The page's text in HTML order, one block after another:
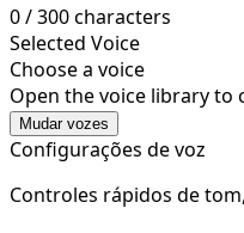
0/300characters
Selected Voice
Choose a voice
Open the voice library to
Mudar vozes
Configurações de voz
Controles rápidos de